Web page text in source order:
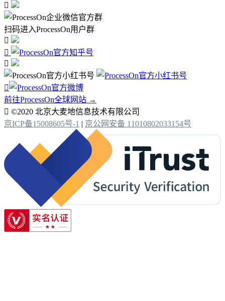

扫码进入ProcessOn用户群




前往ProcessOn全球网站 →
 ©2020 北京大麦地信息技术有限公司
京ICP备15008605号-1 | 京公网安备 11010802033154号